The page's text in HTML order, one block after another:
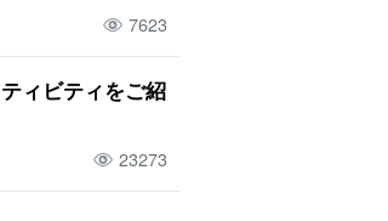
7623
ィビティをご紹
23273